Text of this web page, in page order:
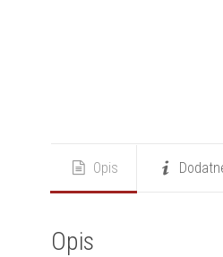
Opis
Opis